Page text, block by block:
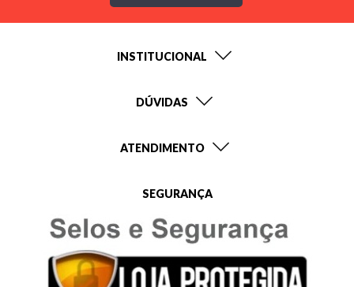
INSTITUCIONAL
DÚVIDAS
ATENDIMENTO
SEGURANÇA